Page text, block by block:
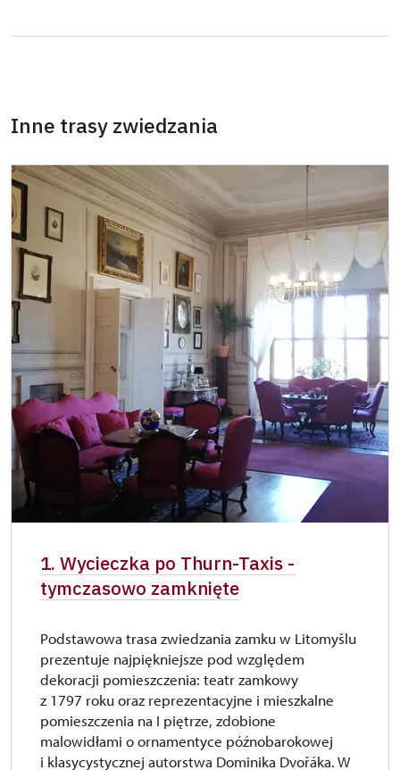
2. 1.-31. 3.
Inne trasy zwiedzania
1. Wycieczka po Thurn-Taxis -
tymczasowo zamknięte
Podstawowa trasa zwiedzania zamku w Litomyšlu
prezentuje najpiękniejsze pod względem
dekoracji pomieszczenia: teatr zamkowy
z 1797 roku oraz reprezentacyjne i mieszkalne
pomieszczenia na I piętrze, zdobione
malowidłami o ornamentyce późnobarokowej
i klasycystycznej autorstwa Dominika Dvořáka. W